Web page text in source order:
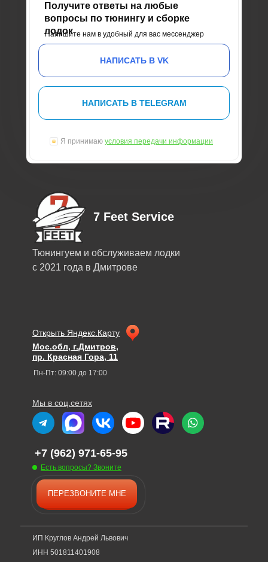
Напишите нам в удобный для вас мессенджер
Получите ответы на любые
вопросы по тюнингу и сборке
лодок
+7 (962) 971-65-95
Я принимаю условия передачи информации
Есть вопросы? Звоните
Пн-Пт: 09:00 до 17:00
Мы в соц.сетях
Открыть Яндекс.Карту
Мос.обл, г.Дмитров,
пр. Красная Гора, 11
ИНН 501811401908
ИП Круглов Андрей Львович
Тюнингуем и обслуживаем лодки
с 2021 года в Дмитрове
7 Feet Service
ПЕРЕЗВОНИТЕ МНЕ
НАПИСАТЬ В TELEGRAM
НАПИСАТЬ В VK